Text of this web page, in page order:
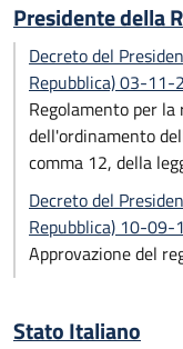
Presidente della
Decreto del
Repubblica) 03-11-
Regolamento per
dell'ordinamento
comma 12, della
Decreto del
Repubblica) 10-09-
Approvazione del
Stato Italiano